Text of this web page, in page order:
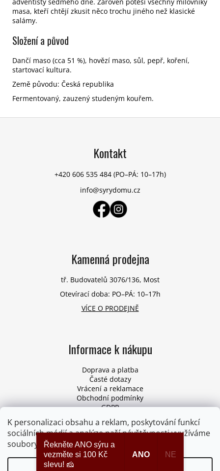
K personalizaci obsahu a reklam, poskytování funkcí
sociálních médií a analýze naší návštěvnosti využíváme
soubory cookies. Více informací
masa, kteří chtějí zkusit něco trochu jiného než klasické
salámy.
Složení a původ
Dančí maso (cca 51 %), hovězí maso, sůl, pepř, koření,
startovací kultura.
Země původu: Česká republika
Fermentovaný, zauzený studeným kouřem.
Z
Kontakt
+420 606 535 484 (PO–PÁ: 10–17h)
info@syrydomu.cz
Kamenná prodejna
tř. Budovatelů 3076/136, Most
Otevírací doba: PO–PÁ: 10–17h
VÍCE O PRODEJNĚ
Informace k nákupu
Doprava a platba
Časté dotazy
Vrácení a reklamace
Obchodní podmínky
GDPR
Pro firmy
Odstoupení od smlouvy
Řekněte ANO sýru a
vezměte si 100 Kč
slevu! 🧀
ANO NE